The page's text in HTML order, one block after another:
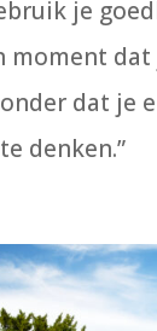
je
moment dat
dat je
denken.”